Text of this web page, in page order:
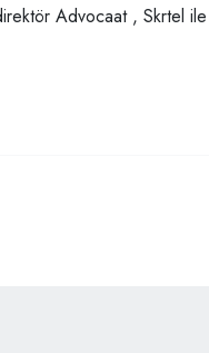
Advocaat , Skrtel ile